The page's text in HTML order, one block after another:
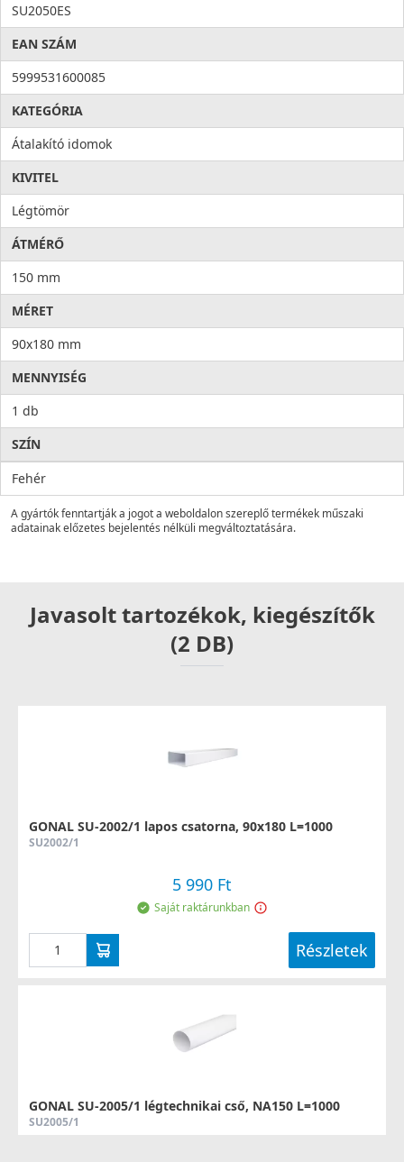
SU2050ES
EAN SZÁM
5999531600085
KATEGÓRIA
Átalakító idomok
KIVITEL
Légtömör
ÁTMÉRŐ
150 mm
MÉRET
90x180 mm
MENNYISÉG
1 db
SZÍN
Fehér
A gyártók fenntartják a jogot a weboldalon szereplő termékek műszaki
adatainak előzetes bejelentés nélküli megváltoztatására.
Javasolt tartozékok, kiegészítők
(2 DB)
GONAL SU-2002/1 lapos csatorna, 90x180 L=1000
SU2002/1
5 990 Ft
Saját raktárunkban
Részletek
GONAL SU-2005/1 légtechnikai cső, NA150 L=1000
SU2005/1